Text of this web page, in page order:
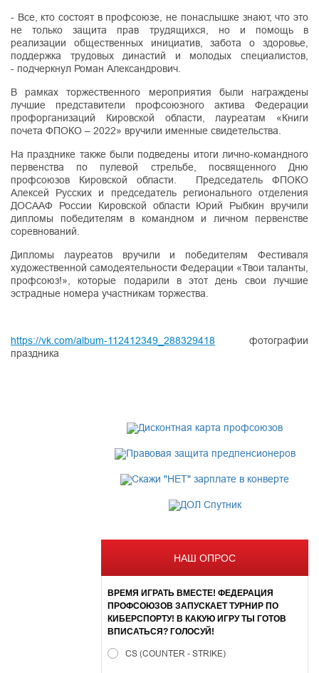
- Все, кто состоят в профсоюзе, не понаслышке знают, что это
не только защита прав трудящихся, но и помощь в
реализации общественных инициатив, забота о здоровье,
поддержка трудовых династий и молодых специалистов,
- подчеркнул Роман Александрович.
В рамках торжественного мероприятия были награждены
лучшие представители профсоюзного актива Федерации
профорганизаций Кировской области, лауреатам «Книги
почета ФПОКО – 2022» вручили именные свидетельства.
На празднике также были подведены итоги лично-командного
первенства по пулевой стрельбе, посвященного Дню
профсоюзов Кировской области. Председатель ФПОКО
Алексей Русских и председатель регионального отделения
ДОСААФ России Кировской области Юрий Рыбкин вручили
дипломы победителям в командном и личном первенстве
соревнований.
Дипломы лауреатов вручили и победителям Фестиваля
художественной самодеятельности Федерации «Твои таланты,
профсоюз!», которые подарили в этот день свои лучшие
эстрадные номера участникам торжества.
https://vk.com/album-112412349_288329418 фотографии
праздника
НАШ ОПРОС
ВРЕМЯ ИГРАТЬ ВМЕСТЕ! ФЕДЕРАЦИЯ
ПРОФСОЮЗОВ ЗАПУСКАЕТ ТУРНИР ПО
КИБЕРСПОРТУ! В КАКУЮ ИГРУ ТЫ ГОТОВ
ВПИСАТЬСЯ? ГОЛОСУЙ!
CS (COUNTER - STRIKE)